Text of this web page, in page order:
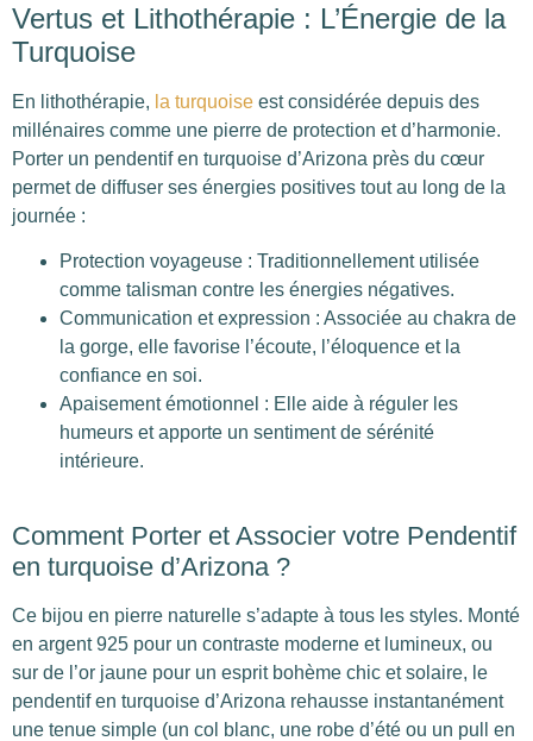
Vertus et Lithothérapie : L’Énergie de la
Turquoise
En lithothérapie, la turquoise est considérée depuis des
millénaires comme une pierre de protection et d’harmonie.
Porter un pendentif en turquoise d’Arizona près du cœur
permet de diffuser ses énergies positives tout au long de la
journée :
Protection voyageuse : Traditionnellement utilisée
comme talisman contre les énergies négatives.
Communication et expression : Associée au chakra de
la gorge, elle favorise l’écoute, l’éloquence et la
confiance en soi.
Apaisement émotionnel : Elle aide à réguler les
humeurs et apporte un sentiment de sérénité
intérieure.
Comment Porter et Associer votre Pendentif
en turquoise d’Arizona ?
Ce bijou en pierre naturelle s’adapte à tous les styles. Monté
en argent 925 pour un contraste moderne et lumineux, ou
sur de l’or jaune pour un esprit bohème chic et solaire, le
pendentif en turquoise d’Arizona rehausse instantanément
une tenue simple (un col blanc, une robe d’été ou un pull en